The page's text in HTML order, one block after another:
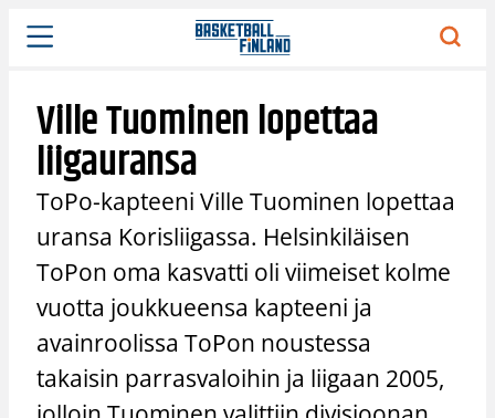
Siirry
sisältöön
Ville Tuominen lopettaa
liigauransa
ToPo-kapteeni Ville Tuominen lopettaa
uransa Korisliigassa. Helsinkiläisen
ToPon oma kasvatti oli viimeiset kolme
vuotta joukkueensa kapteeni ja
avainroolissa ToPon noustessa
takaisin parrasvaloihin ja liigaan 2005,